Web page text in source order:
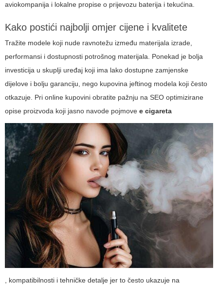
aviokompanija i lokalne propise o prijevozu baterija i tekućina.
Kako postići najbolji omjer cijene i kvalitete
Tražite modele koji nude ravnotežu između materijala izrade,
performansi i dostupnosti potrošnog materijala. Ponekad je bolja
investicija u skuplji uređaj koji ima lako dostupne zamjenske
dijelove i bolju garanciju, nego kupovina jeftinog modela koji često
otkazuje. Pri online kupovini obratite pažnju na SEO optimizirane
opise proizvoda koji jasno navode pojmove e cigareta
, kompatibilnosti i tehničke detalje jer to često ukazuje na